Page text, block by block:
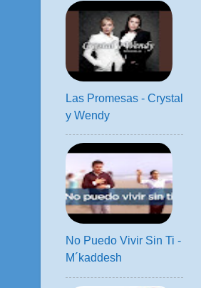
Las Promesas - Crystal
y Wendy
No Puedo Vivir Sin Ti -
M´kaddesh